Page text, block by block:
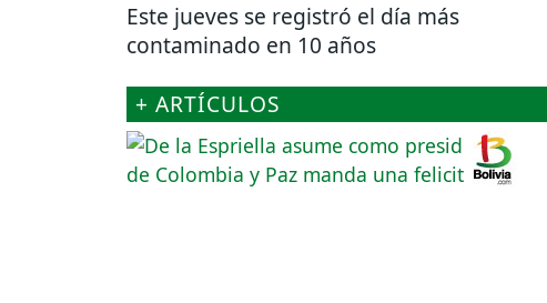
Este jueves se registró el día más
contaminado en 10 años
+ ARTÍCULOS